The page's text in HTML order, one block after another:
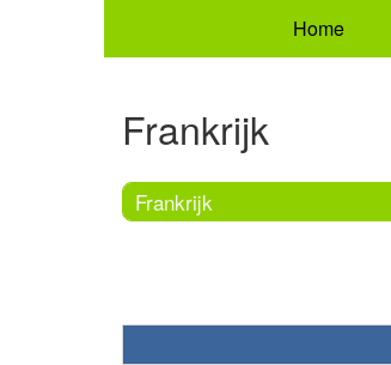
Home
Frankrijk
Frankrijk